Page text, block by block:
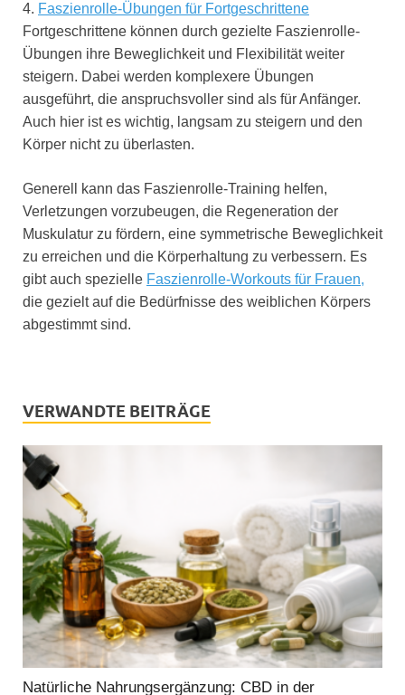
4. Faszienrolle-Übungen für Fortgeschrittene
Fortgeschrittene können durch gezielte Faszienrolle-
Übungen ihre Beweglichkeit und Flexibilität weiter
steigern. Dabei werden komplexere Übungen
ausgeführt, die anspruchsvoller sind als für Anfänger.
Auch hier ist es wichtig, langsam zu steigern und den
Körper nicht zu überlasten.
Generell kann das Faszienrolle-Training helfen,
Verletzungen vorzubeugen, die Regeneration der
Muskulatur zu fördern, eine symmetrische Beweglichkeit
zu erreichen und die Körperhaltung zu verbessern. Es
gibt auch spezielle Faszienrolle-Workouts für Frauen,
die gezielt auf die Bedürfnisse des weiblichen Körpers
abgestimmt sind.
VERWANDTE BEITRÄGE
Natürliche Nahrungsergänzung: CBD in der